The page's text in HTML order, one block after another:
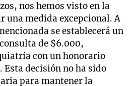
nos hemos visto en la
una medida excepcional. A
se establecerá un
de $6.000,
con un honorario
decisión no ha sido
para mantener la